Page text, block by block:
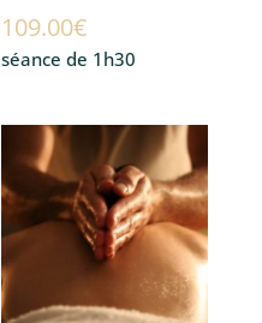
109.00€
séance de 1h30